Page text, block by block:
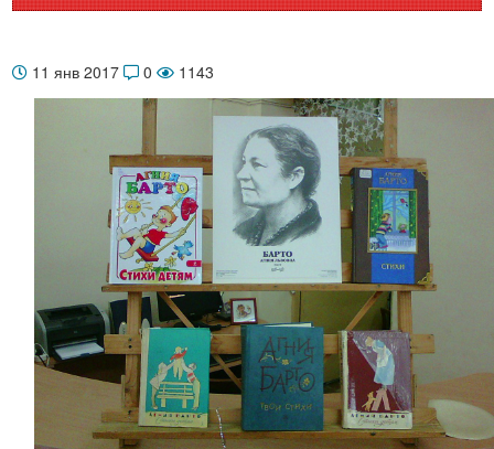
11 янв 2017 0 1143